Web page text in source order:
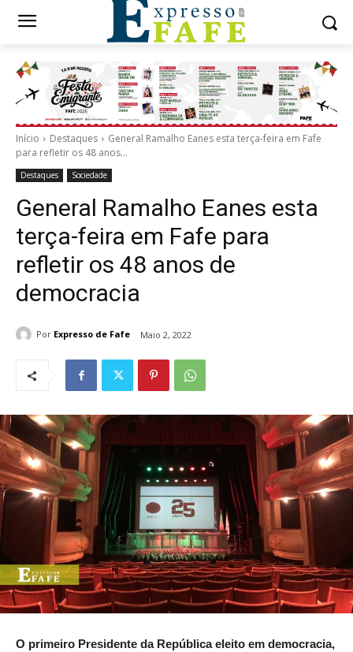
Início Destaques
General Ramalho Eanes esta terça-feira em Fafe
para refletir os 48 anos...
Destaques Sociedade
General Ramalho Eanes esta
terça-feira em Fafe para
refletir os 48 anos de
democracia
Por Expresso de Fafe Maio 2, 2022
O primeiro Presidente da República eleito em democracia,